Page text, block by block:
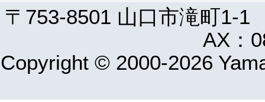
〒753-8501 山口市滝町1-
AX：
Copyright © 2000-2026